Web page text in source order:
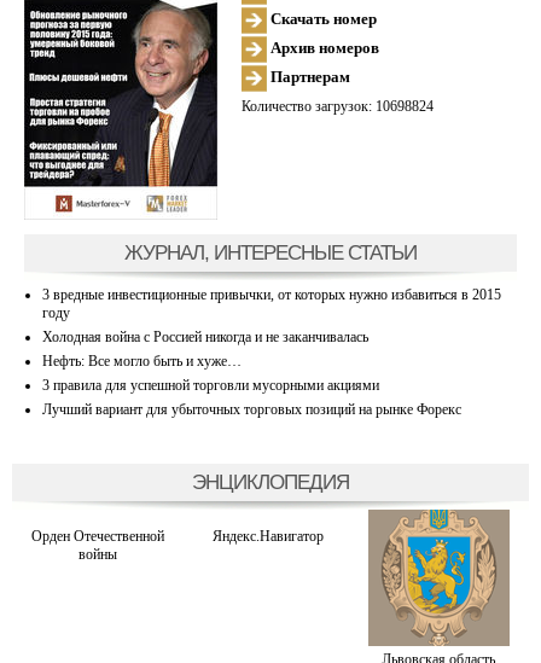
Скачать номер
Архив номеров
Партнерам
Количество загрузок: 10698824
ЖУРНАЛ, ИНТЕРЕСНЫЕ СТАТЬИ
3 вредные инвестиционные привычки, от которых нужно избавиться в 2015
году
Холодная война с Россией никогда и не заканчивалась
Нефть: Все могло быть и хуже…
3 правила для успешной торговли мусорными акциями
Лучший вариант для убыточных торговых позиций на рынке Форекс
ЭНЦИКЛОПЕДИЯ
Орден Отечественной
войны
Яндекс.Навигатор
Львовская область